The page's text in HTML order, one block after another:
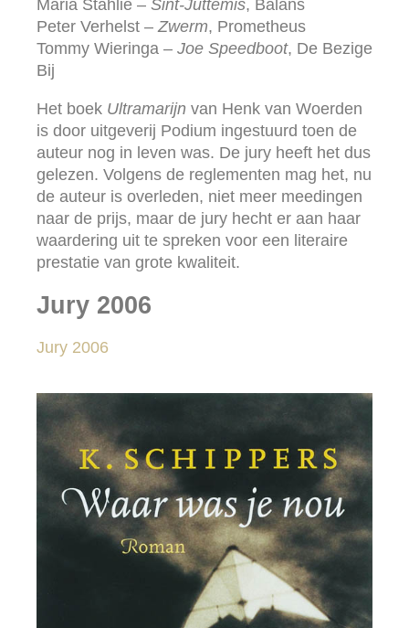
Maria Stahlie – Sint-Juttemis, Balans
Peter Verhelst –Zwerm, Prometheus
Tommy Wieringa – Joe Speedboot, De Bezige
Bij
Het boek Ultramarijn van Henk van Woerden
is door uitgeverij Podium ingestuurd toen de
auteur nog in leven was. De jury heeft het dus
gelezen. Volgens de reglementen mag het, nu
de auteur is overleden, niet meer meedingen
naar de prijs, maar de jury hecht er aan haar
waardering uit te spreken voor een literaire
prestatie van grote kwaliteit.
Jury 2006
Jury 2006